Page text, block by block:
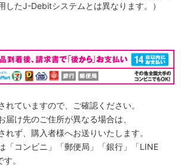
したJ-Debitシステムとは異なります。）
れていますので、ご確認ください。
届け先のご住所が異なる場合は、
れず、購入者様へお送りいたします。
「コンビニ」「郵便局」「銀行」「LINE
。